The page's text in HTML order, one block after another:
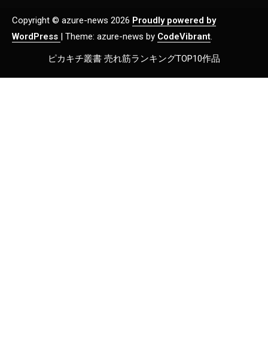
Copyright © azure-news 2026 Proudly powered by
WordPress | Theme: azure-news by CodeVibrant
ピカキチ叢書 売れ筋ランキングTOP10作品